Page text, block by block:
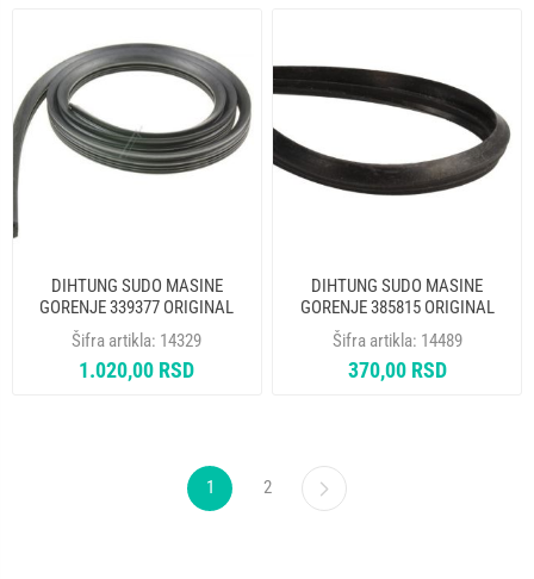
DIHTUNG SUDO MASINE
GORENJE 339377 ORIGINAL
Šifra artikla: 14329
1.020,00 RSD
DIHTUNG SUDO MASINE
GORENJE 385815 ORIGINAL
Šifra artikla: 14489
370,00 RSD
1 2